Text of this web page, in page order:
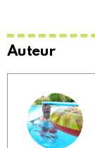
Auteur